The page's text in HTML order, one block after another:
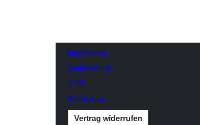
Impressum
Datenschutz
AGB
WhatsApp
Vertrag widerrufen